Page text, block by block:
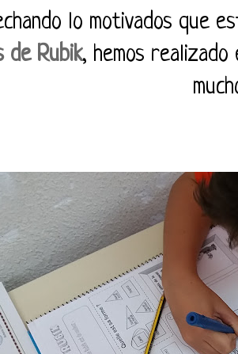
lo motivados que
de Rubik, hemos